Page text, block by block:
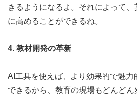
きるようになるよ。それによって、
に高めることができるね。
4. 教材開発の革新
AI工具を使えば、より効果的で魅力
できるから、教育の現場もどんどん